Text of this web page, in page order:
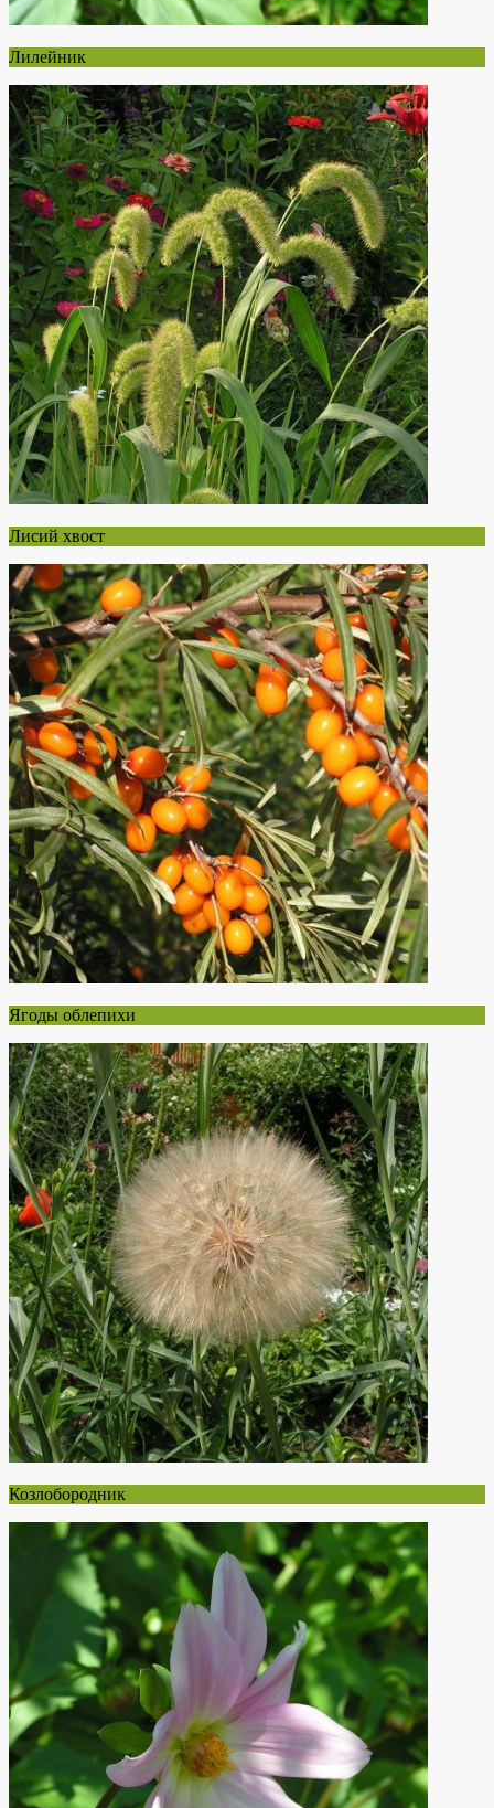
Лилейник
Лисий хвост
Ягоды облепихи
Козлобородник